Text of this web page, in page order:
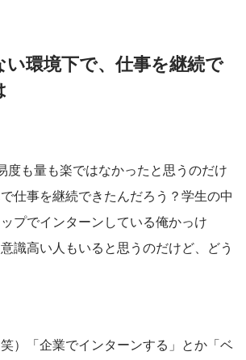
環境下で、仕事を継続で
度も量も楽ではなかったと思うのだけ
仕事を継続できたんだろう？学生の中
プでインターンしている俺かっけ
識高い人もいると思うのだけど、どう
）「企業でインターンする」とか「ベ